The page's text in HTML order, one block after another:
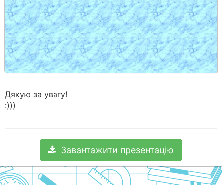
Дякую за увагу!
:)))
Завантажити презентацію